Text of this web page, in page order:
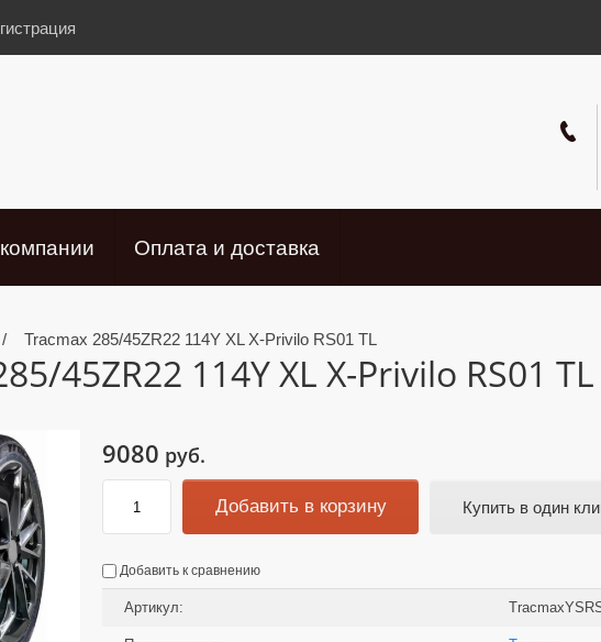
Оплата и доставка
Tracmax 285/45ZR22 114Y XL X-Privilo RS01 TL
45ZR22 114Y XL X-Privilo RS01 TL
9080 руб.
Добавить в корзину Купить в один
Добавить к сравнению
Артикул: